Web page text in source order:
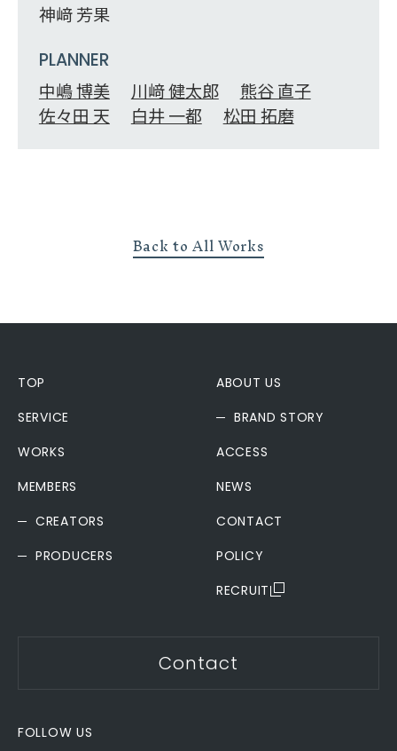
神﨑 芳果
PLANNER
中嶋 博美 川﨑 健太郎
熊谷 直子
佐々田 天
白井 一都 松田 拓磨
Back to All Works
TOP
SERVICE
WORKS
MEMBERS
CREATORS
PRODUCERS
ABOUT US
BRAND STORY
ACCESS
NEWS
CONTACT
POLICY
RECRUIT
Contact
FOLLOW US